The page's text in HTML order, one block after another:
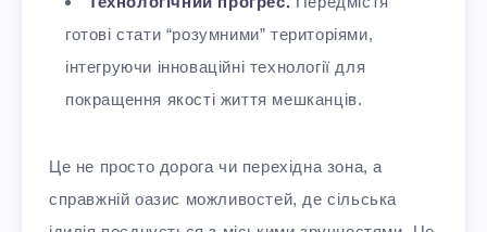
готові стати “розумними” територіями,
інтегруючи інноваційні технології для
покращення якості життя мешканців.
Це не просто дорога чи перехідна зона, а
справжній оазис можливостей, де сільська